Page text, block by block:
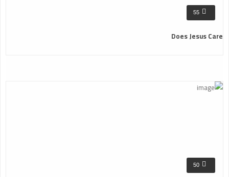
55
Does Jesus Care
50